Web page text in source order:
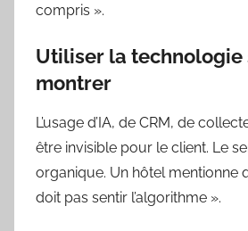
compris ».
Utiliser la technologie
montrer
L’usage d’IA, de CRM, de
être invisible pour le client. Le
organique. Un hôtel mentionne
doit pas sentir l’algorithme ».